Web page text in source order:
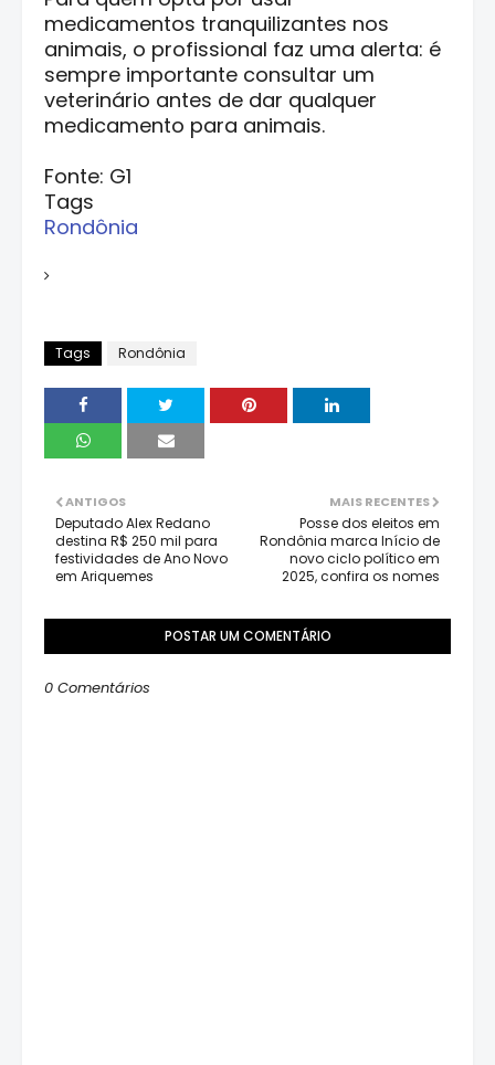
medicamentos tranquilizantes nos
animais, o profissional faz uma alerta: é
sempre importante consultar um
veterinário antes de dar qualquer
medicamento para animais.
Fonte: G1
Tags
Rondônia
Tags Rondônia
MAIS RECENTES
Posse dos eleitos em
Rondônia marca Início de
novo ciclo político em
2025, confira os nomes
ANTIGOS
Deputado Alex Redano
destina R$ 250 mil para
festividades de Ano Novo
em Ariquemes
POSTAR UM COMENTÁRIO
0 Comentários